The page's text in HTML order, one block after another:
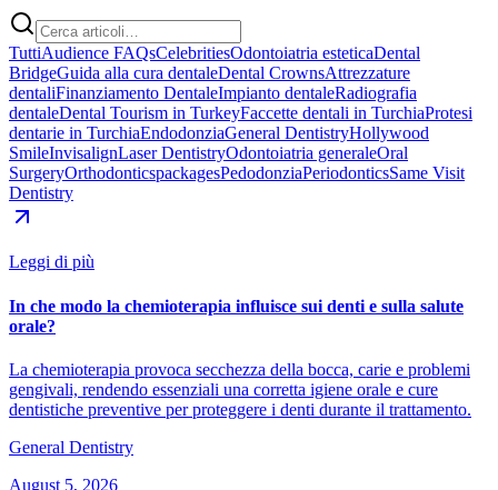
TuttiAudience FAQsCelebritiesOdontoiatria esteticaDental
BridgeGuida alla cura dentaleDental CrownsAttrezzature
dentaliFinanziamento DentaleImpianto dentaleRadiografia
dentaleDental Tourism in TurkeyFaccette dentali in TurchiaProtesi
dentarie in TurchiaEndodonziaGeneral DentistryHollywood
SmileInvisalignLaser DentistryOdontoiatria generaleOral
SurgeryOrthodonticspackagesPedodonziaPeriodonticsSame Visit
Dentistry
Leggi di più
In che modo la chemioterapia influisce sui denti e sulla salute
orale?
La chemioterapia provoca secchezza della bocca, carie e problemi
gengivali, rendendo essenziali una corretta igiene orale e cure
dentistiche preventive per proteggere i denti durante il trattamento.
General Dentistry
August 5, 2026